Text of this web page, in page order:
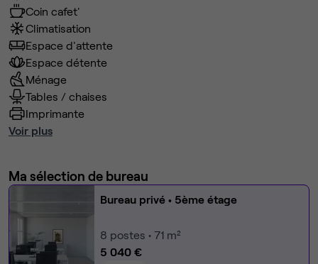
Coin cafet'
Climatisation
Espace d'attente
Espace détente
Ménage
Tables / chaises
Imprimante
Voir plus
Ma sélection de bureau
Bureau privé • 5ème étage
8 postes • 71 m²
5 040 €